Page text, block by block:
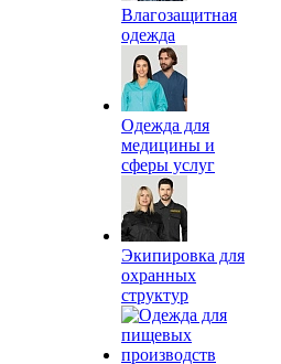
Влагозащитная
одежда
Одежда для
медицины и
сферы услуг
Экипировка для
охранных
структур